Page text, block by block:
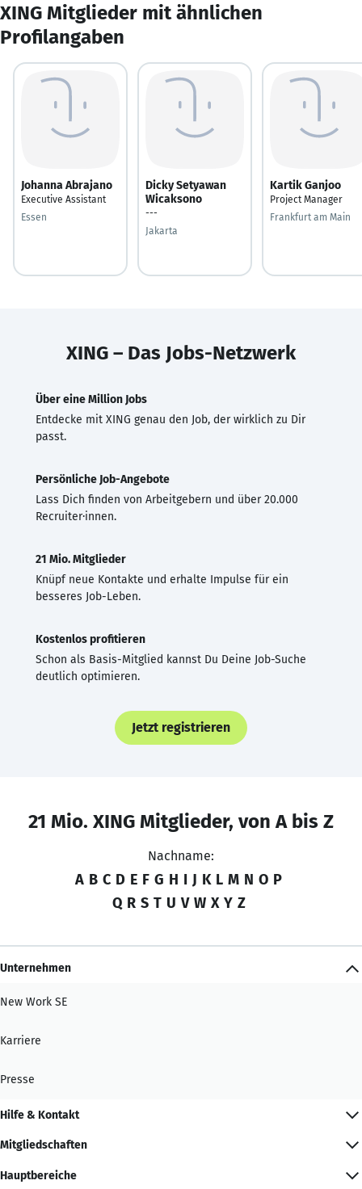
XING Mitglieder mit ähnlichen
Profilangaben
Johanna Abrajano
Executive Assistant
Essen
Dicky Setyawan
Wicaksono
---
Jakarta
Kartik Ganjoo
Project Manager
Frankfurt am Main
XING – Das Jobs-Netzwerk
Über eine Million Jobs
Entdecke mit XING genau den Job, der wirklich zu Dir
passt.
Persönliche Job-Angebote
Lass Dich finden von Arbeitgebern und über 20.000
Recruiter·innen.
21 Mio. Mitglieder
Knüpf neue Kontakte und erhalte Impulse für ein
besseres Job-Leben.
Kostenlos profitieren
Schon als Basis-Mitglied kannst Du Deine Job-Suche
deutlich optimieren.
Jetzt registrieren
21 Mio. XING Mitglieder, von A bis Z
Nachname:
A B C D E F G H I J K L M N O P
Q R S T U V W X Y Z
Unternehmen
New Work SE
Karriere
Presse
Hilfe & Kontakt
Mitgliedschaften
Hauptbereiche